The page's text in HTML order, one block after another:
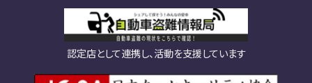
認定店として連携し、活動を支援しています